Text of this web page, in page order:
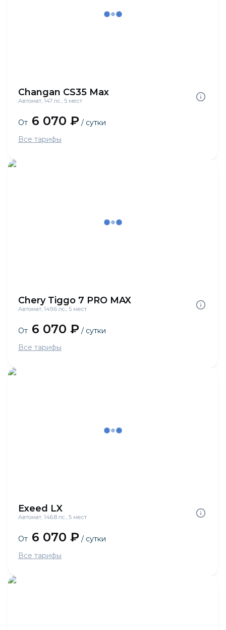
Changan CS35 Max
Автомат, 147 лс., 5 мест
От 6 070 ₽ / сутки
Все тарифы
Chery Tiggo 7 PRO MAX
Автомат, 149.6 лс., 5 мест
От 6 070 ₽ / сутки
Все тарифы
Exeed LX
Автомат, 146.8 лс., 5 мест
От 6 070 ₽ / сутки
Все тарифы